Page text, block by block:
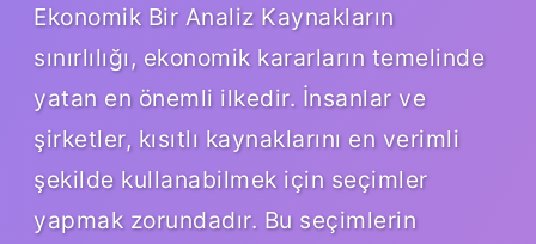
Ekonomik Bir Analiz Kaynakların
sınırlılığı, ekonomik kararların temelinde
yatan en önemli ilkedir. İnsanlar ve
şirketler, kısıtlı kaynaklarını en verimli
şekilde kullanabilmek için seçimler
yapmak zorundadır. Bu seçimlerin